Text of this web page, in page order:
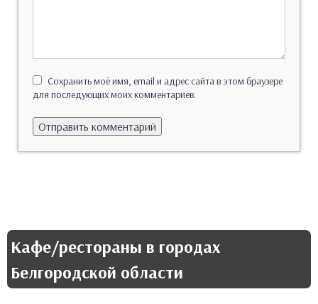
Сохранить моё имя, email и адрес сайта в этом браузере
для последующих моих комментариев.
Кафе/рестораны в городах
Белгородской области